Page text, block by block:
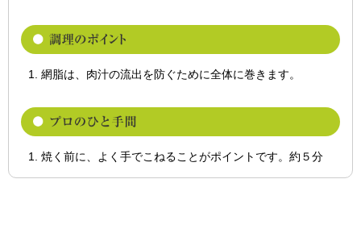
網脂は、肉汁の流出を防ぐために全体に巻きます。
焼く前に、よく手でこねることがポイントです。約５分